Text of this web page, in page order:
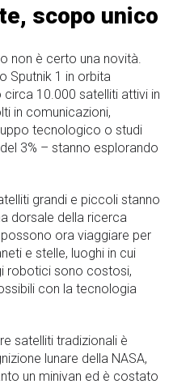
scopo unico
non è certo una novità.
Sputnik 1 in orbita
10.000 satelliti attivi in
in comunicazioni,
tecnologico o studi
3% – stanno esplorando
grandi e piccoli stanno
dorsale della ricerca
ora viaggiare per
e stelle, luoghi in cui
robotici sono costosi,
con la tecnologia
satelliti tradizionali è
lunare della NASA,
un minivan ed è costato